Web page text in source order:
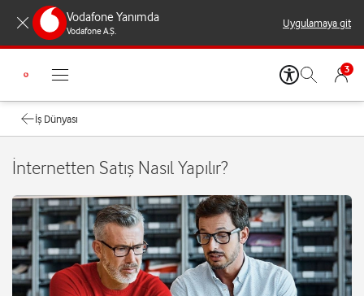
Vodafone Yanımda
Vodafone A.Ş.
Uygulamaya git
3
İş Dünyası
İnternetten Satış Nasıl Yapılır?